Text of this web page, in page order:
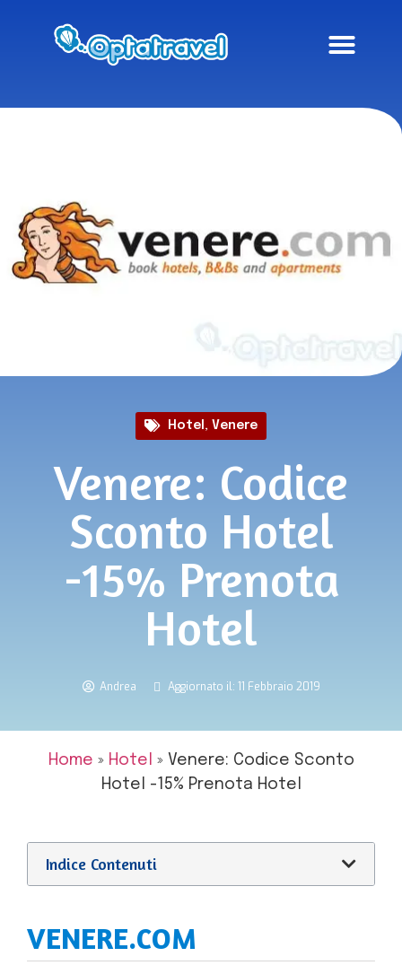
Hotel , Venere
Venere: Codice
Sconto Hotel
-15% Prenota
Hotel
Andrea Aggiornato il: 11 Febbraio 2019
Home » Hotel » Venere: Codice Sconto
Hotel -15% Prenota Hotel
Indice Contenuti
VENERE.COM